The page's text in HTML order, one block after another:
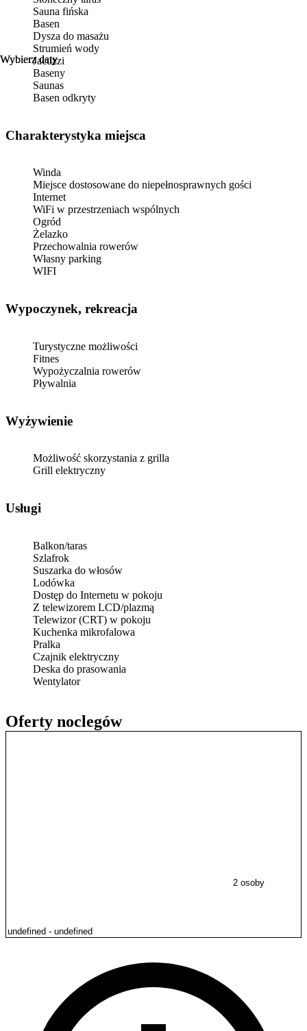
Wybierz daty
Oferty noclegów
Wybierz daty
2 osoby
Sauna fińska
Basen
Dysza do masażu
Strumień wody
Jacuzzi
Baseny
Saunas
Basen odkryty
Charakterystyka miejsca
Winda
Miejsce dostosowane do niepełnosprawnych gości
Internet
WiFi w przestrzeniach wspólnych
Ogród
Żelazko
Przechowalnia rowerów
Własny parking
WIFI
Wypoczynek, rekreacja
Turystyczne możliwości
Fitnes
Wypożyczalnia rowerów
Pływalnia
Wyżywienie
Możliwość skorzystania z grilla
Grill elektryczny
Usługi
Balkon/taras
Szlafrok
Suszarka do włosów
Lodówka
Dostęp do Internetu w pokoju
Z telewizorem LCD/plazmą
Telewizor (CRT) w pokoju
Kuchenka mikrofalowa
Pralka
Czajnik elektryczny
Deska do prasowania
Wentylator